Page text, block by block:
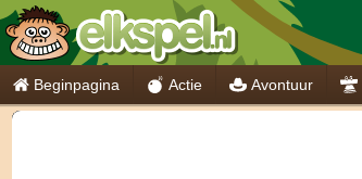
Beginpagina Actie Avontuur